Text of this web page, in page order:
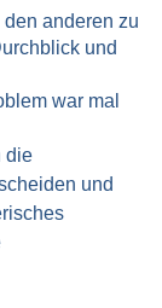
anderen zu
und
war mal
die
und